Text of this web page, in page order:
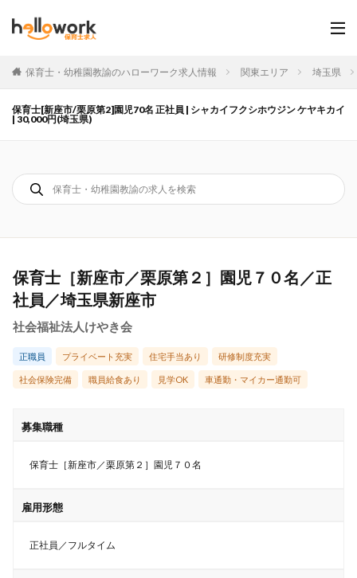
保育士・幼稚園教諭のハローワーク求人情報 関東エリア 埼玉県
保育士[新座市/栗原第2]園児70名 正社員 | シャカイフクシホウジン ケヤキカイ
| 30,000円(埼玉県)
保育士［新座市／栗原第２］園児７０名／正
社員／埼玉県新座市
社会福祉法人けやき会
正職員 プライベート充実 住宅手当あり 研修制度充実
社会保険完備 職員給食あり 見学OK 車通勤・マイカー通勤可
募集職種
保育士［新座市／栗原第２］園児７０名
雇用形態
正社員／フルタイム